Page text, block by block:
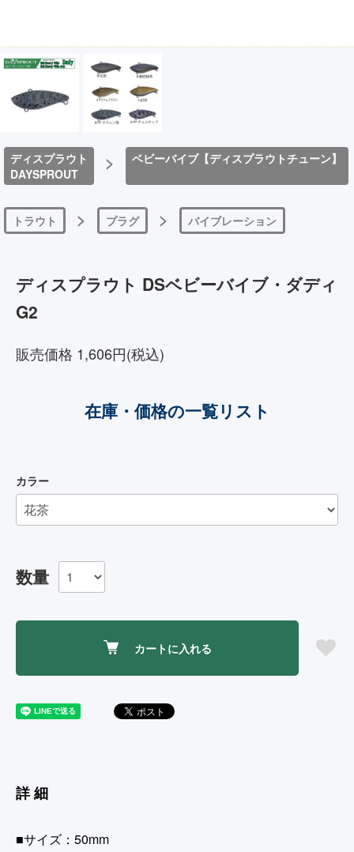
ディスプラウト
DAYSPROUT
> ベビーバイブ【ディスプラウトチューン】
トラウト > プラグ > バイブレーション
ディスプラウト DSベビーバイブ・ダディ
G2
販売価格 1,606円(税込)
在庫・価格の一覧リスト
カラー
数量
カートに入れる
詳細
■サイズ：50mm